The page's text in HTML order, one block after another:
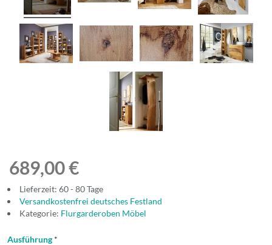
689,00 €
Lieferzeit: 60 - 80 Tage
Versandkostenfrei deutsches Festland
Kategorie: Flurgarderoben Möbel
Ausführung *